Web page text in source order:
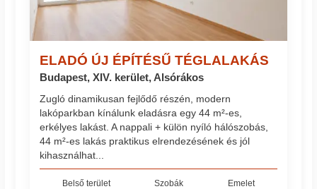
ELADÓ ÚJ ÉPÍTÉSŰ TÉGLALAKÁS
Budapest, XIV. kerület, Alsórákos
Zugló dinamikusan fejlődő részén, modern
lakóparkban kínálunk eladásra egy 44 m²-es,
erkélyes lakást. A nappali + külön nyíló hálószobás,
44 m²-es lakás praktikus elrendezésének és jól
kihasználhat...
Belső terület Szobák Emelet